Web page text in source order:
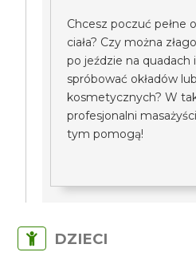
Chcesz poczuć pełne
ciała? Czy można
po jeździe na quadach
spróbować okładów
kosmetycznych? W
profesjonalni
tym pomogą!
DZIECI